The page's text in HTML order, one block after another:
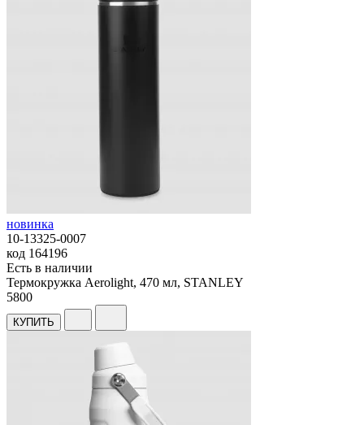
новинка
10-13325-0007
код 164196
Есть в наличии
Термокружка Aerolight, 470 мл, STANLEY
5800
КУПИТЬ